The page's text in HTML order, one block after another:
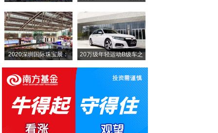
颜值/配置/动力都想要，没问题！16万左
2020深圳国际珠宝展： 20万级年轻运动B级车之